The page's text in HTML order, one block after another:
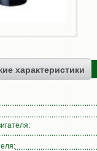
характеристики